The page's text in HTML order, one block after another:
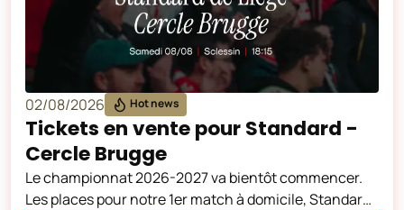
02/08/2026 Hot news
Tickets en vente pour Standard -
Cercle Brugge
Le championnat 2026-2027 va bientôt commencer.
Les places pour notre 1er match à domicile, Standard